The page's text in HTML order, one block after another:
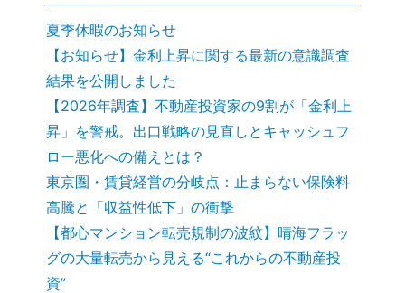
夏季休暇のお知らせ
【お知らせ】金利上昇に関する最新の意識調査
結果を公開しました
【2026年調査】不動産投資家の9割が「金利上
昇」を警戒。出口戦略の見直しとキャッシュフ
ロー悪化への備えとは？
東京圏・賃貸経営の分岐点：止まらない保険料
高騰と「収益性低下」の衝撃
【都心マンション転売規制の波紋】晴海フラッ
グの大量転売から見える“これからの不動産投
資”